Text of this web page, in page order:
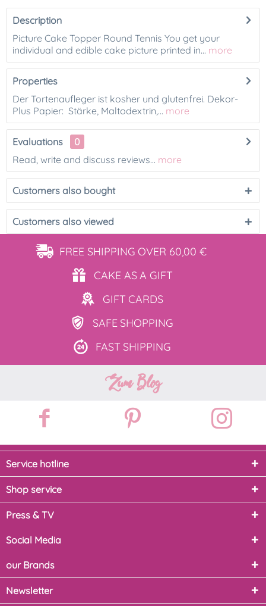
Description
Picture Cake Topper Round Tennis You get your
individual and edible cake picture printed in... more
Properties
Der Tortenaufleger ist kosher und glutenfrei. Dekor-
Plus Papier: Stärke, Maltodextrin,... more
Evaluations
0
Read, write and discuss reviews... more
Customers also bought
Customers also viewed
FREE SHIPPING OVER 60,00 €
CAKE ASA GIFT
GIFT CARDS
SAFE SHOPPING
FAST SHIPPING
Zum Blog
Service hotline
Shop service
Press & TV
Social Media
our Brands
Newsletter